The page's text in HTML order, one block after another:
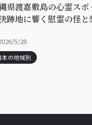
県渡嘉敷島の心霊スポ
跡地に響く慰霊の怪
5/28
本の地域別